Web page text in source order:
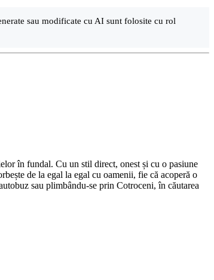
sau modificate cu AI sunt folosite cu rol
în fundal. Cu un stil direct, onest și cu o pasiune
de la egal la egal cu oamenii, fie că acoperă o
sau plimbându-se prin Cotroceni, în căutarea